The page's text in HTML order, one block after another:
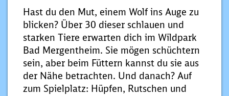
Hast du den Mut, einem Wolf ins Auge zu
blicken? Über 30 dieser schlauen und
starken Tiere erwarten dich im Wildpark
Bad Mergentheim. Sie mögen schüchtern
sein, aber beim Füttern kannst du sie aus
der Nähe betrachten. Und danach? Auf
zum Spielplatz: Hüpfen, Rutschen und